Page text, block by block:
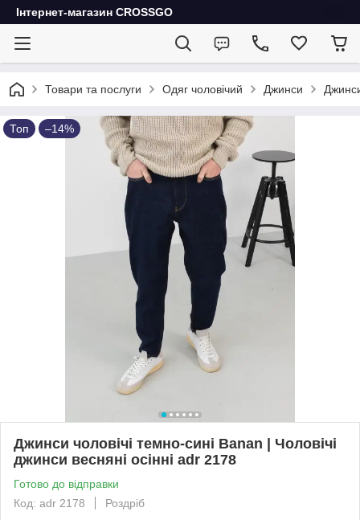
Інтернет-магазин CROSSGO
Товари та послуги Одяг чоловічий Джинси
Топ –14%
Джинси чоловічі темно-сині Banan | Чоловічі
джинси весняні осінні adr 2178
Готово до відправки
Код: adr 2178
Роздріб